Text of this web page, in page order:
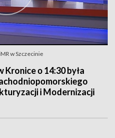
w Szczecinie
Kronice o 14:30 była
i Modernizacji